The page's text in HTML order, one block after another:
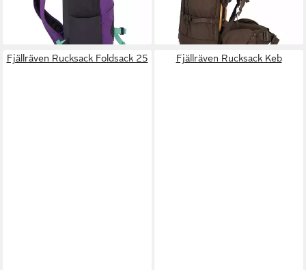
lieferbar - in 2-3 Werktagen bei dir
Fjällräven Rucksack Foldsack 25 Fjällräven Rucksack Keb